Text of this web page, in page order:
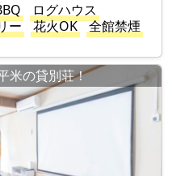
ログハウス
ー 花火OK
全館禁煙
米の貸別荘！